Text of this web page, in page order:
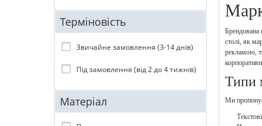
Терміновість
Звичайне замовлення (3-14 днів)
Під замовлення (від 2 до 4 тижнів)
Матеріал
Брендована
столі, як
рекламою,
Типи
Ми